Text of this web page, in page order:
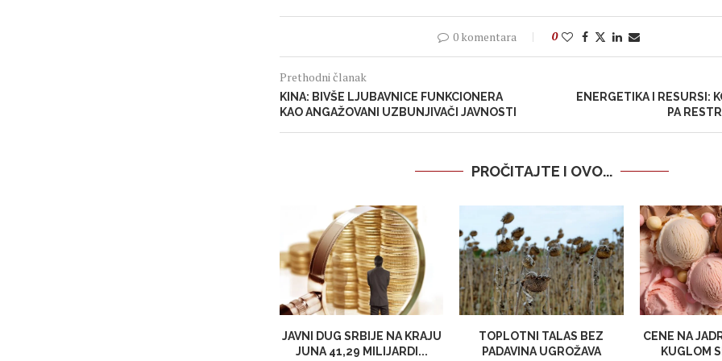
0 komentara 0
Prethodni članak
KINA: BIVŠE LJUBAVNICE FUNKCIONERA
KAO ANGAŽOVANI UZBUNJIVAČI JAVNOSTI
ENERGETIKA I RESURSI:
PA
PROČITAJTE I OVO...
JAVNI DUG SRBIJE NA KRAJU
JUNA 41,29 MILIJARDI...
TOPLOTNI TALAS BEZ
PADAVINA UGROŽAVA
CENE NA
KUGLOM